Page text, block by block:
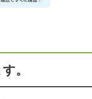
。